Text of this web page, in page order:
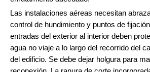
Las instalaciones aéreas necesitan
control de hundimiento y puntos de
entradas del exterior al interior deben
agua no viaje a lo largo del recorrido del
del edificio. Se debe dejar holgura para